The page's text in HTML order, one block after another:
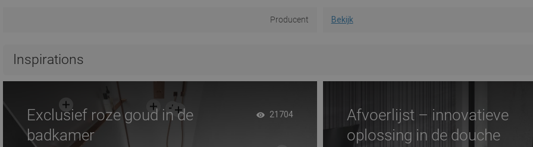
Producent Bekijk
Inspirations
Exclusief roze goud in de
badkamer
21704
Afvoerlijst – innovatieve
oplossing in de douche